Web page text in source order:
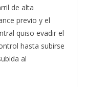
de alta
previo y el
quiso evadir el
hasta subirse
al